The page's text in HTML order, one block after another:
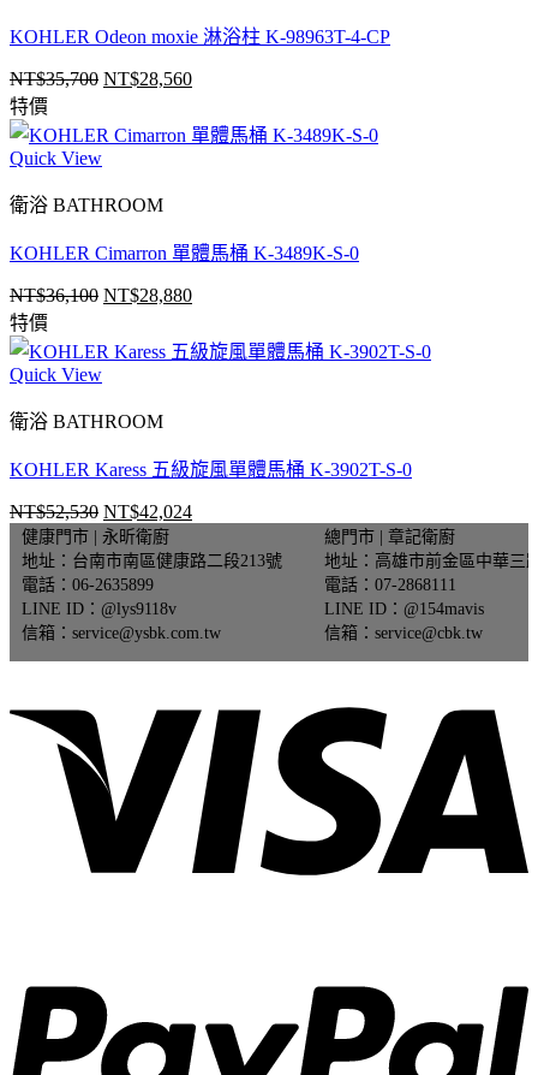
KOHLER Odeon moxie 淋浴柱 K-98963T-4-CP
NT$35,700 原
價
NT$35,700。
NT$28,560目
價
特價
Quick View
衛浴 BATHROOM
KOHLER Cimarron 單體馬桶 K-3489K-S-0
NT$36,100 原
價
NT$36,100。
NT$28,880目
價
特價
Quick View
衛浴 BATHROOM
KOHLER Karess 五級旋風單體馬桶 K-3902T-S-0
NT$52,530 原
始
價
格：
NT$52,530。
NT$42,024目
價
NT$42,024。
健康門市 | 永昕衛廚
地址：台南市南區健康路二段213號
電話：06-2635899
LINE ID：@lys9118v
信箱：service@ysbk.com.tw
總門市 | 章記衛廚
地址：高雄市前金區中華三
電話：07-2868111
LINE ID：@154mavis
信箱：service@cbk.tw